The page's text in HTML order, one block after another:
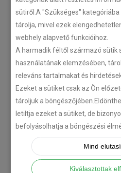
sütiről.A "Szükséges"
tárolja, mivel ezek
webhely alapvető funkcióihoz.
A harmadik féltől származó sütik
használatának elemzésében,
releváns tartalmakat és
Ezeket a sütiket csak az Ön
tároljuk a
letiltja ezeket a sütiket, de
befolyásolhatja a böngészési
Mind
Kiválasztottak